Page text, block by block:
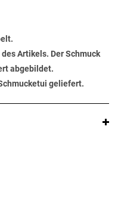
Artikels. Der Schmuck
abgebildet.
geliefert.